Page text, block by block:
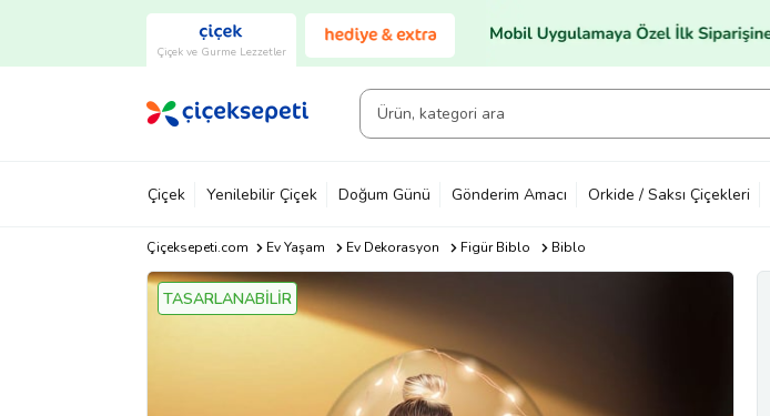
Çiçek ve Gurme Lezzetler
Çiçek Yenilebilir Çiçek Doğum Günü Gönderim Amacı Orkide / Saksı Çiçekleri
Çiçeksepeti.com Ev Yaşam Ev Dekorasyon Figür Biblo Biblo
TASARLANABİLİR